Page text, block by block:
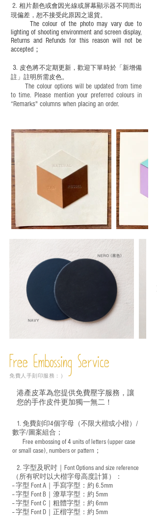
​2.相片顏色或會因光線或屏幕顯示器不同而出
現偏差，恕不接受此原因之退貨。
The colour of the photo may vary due to
lighting of shooting environment and screen display,
Returns and Refunds for this reason will not be
accepted；
3. 皮色將不定期更新，歡迎下單時於「新增備
註」註明 所需皮色。
The colour options will be updated from time
to time. Please mention your preferred colours in
“Remarks" columns when placing an order.
Free Embossing Service
免費人手刻印服務：）
港產皮革為您提供免費壓字服務，讓
您的手作皮件更加獨一無二！
1. 免費刻印4個字母（不限大楷或小楷）/
數字/圖案組合；
Free embossing of 4 units of letters (upper case
or small case), numbers or pattern；
2. 字型及呎吋｜ Font Options and size reference
（所有呎吋以大楷字母高度計算）：
-- 字型 Font A｜手寫字型：約 6.5mm
-- 字型 Font B｜潦草字型： 約 5mm
-- 字型 Font C｜粗體字型：約 6mm
-- 字型 Font D｜正楷字型： 約 5mm